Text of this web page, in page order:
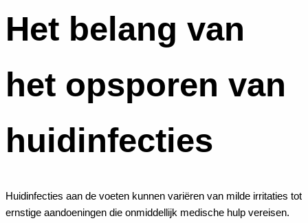
Het belang van
het opsporen van
huidinfecties
Huidinfecties aan de voeten kunnen variëren van milde irritaties tot
ernstige aandoeningen die onmiddellijk medische hulp vereisen.